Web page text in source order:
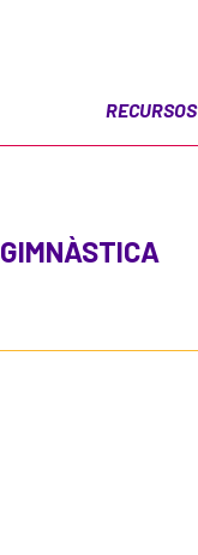
RECURSOS